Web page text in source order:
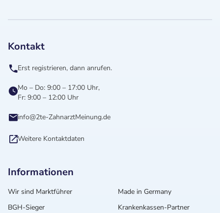
Kontakt
Erst registrieren, dann anrufen.
Mo – Do: 9:00 – 17:00 Uhr,
Fr: 9:00 – 12:00 Uhr
info@2te-ZahnarztMeinung.de
Weitere Kontaktdaten
Informationen
Wir sind Marktführer
Made in Germany
BGH-Sieger
Krankenkassen-Partner